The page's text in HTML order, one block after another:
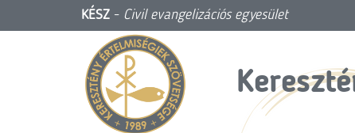
KÉSZ - Civil evangelizációs egyesület